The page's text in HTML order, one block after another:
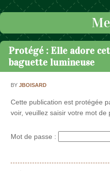
Passer au contenu
Protégé : Elle adore
baguette lumineuse
BYJBOISARD
Cette publication est protégée
voir, veuillez saisir votre mot de
Mot de passe :